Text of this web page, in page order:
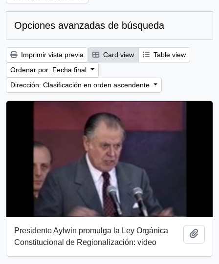
Opciones avanzadas de búsqueda
Imprimir vista previa Card view
Table view
Ordenar por: Fecha final
Dirección: Clasificación en orden ascendente
Presidente Aylwin promulga la Ley Orgánica
Constitucional de Regionalización: video